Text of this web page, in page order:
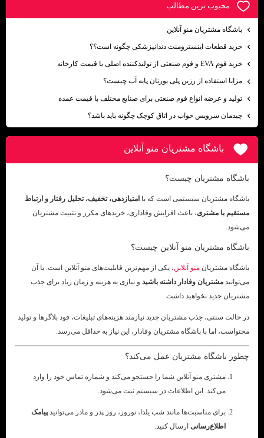
محبوب ترين مطالب
باشگاه مشتریان منو آنلاین
خرید قطعات اینسترومنت دندانپزشکی چگونه است؟؟
خرید فوم EVA و فوم صنعتی از تولیدکننده اصلی با قیمت کارخانه
مزایا استفاده از رزین پلی یورتان پایه آب چیست؟
تولید و عرضه انواع فوم صنعتی برای صنایع مختلف با قیمت عمده
چیدمان سرویس خواب در اتاق کوچک چگونه باید باشد؟
باشگاه مشتریان منو آنلاین
باشگاه مشتریان چیست؟
باشگاه مشتریان سیستمی است که با امتیازدهی، تخفیف، تحلیل رفتار و ارتباط
مستقیم با مشتری ، باعث افزایش وفاداری، خریدهای مکرر و تثبیت مشتریان
می‌شود.
باشگاه مشتریان منو آنلاین چیست؟
باشگاه مشتریانمنو آنلاین، یکی از مهم‌ترین قابلیت‌های منو آنلاین است. با آن
می‌توانیدمشتریان وفادار داشته باشیدو نیازی به هزینه و زمان زیاد برای جذب
مشتریان جدید نخواهید داشت.
در حالت سنتی، جذب مشتریان جدید نیازمند هزینه‌های تبلیغات، فود بلاگرها و تولید
محتواست، اما با باشگاه مشتریان وفادار، این نیاز به حداقل می‌رسد.
چطور باشگاه مشتریان عمل می‌کند؟
مشتری منو آنلاین شما را جستجو می‌کند و شماره تماس خود را وارد
می‌کند. این اطلاعات در سیستم ثبت می‌شود.
برای مناسبت‌ها مانند شب یلدا، نوروز، روز پدر و مادر می‌توانیدپیامک
اطلاع‌رسانیارسال کنید.